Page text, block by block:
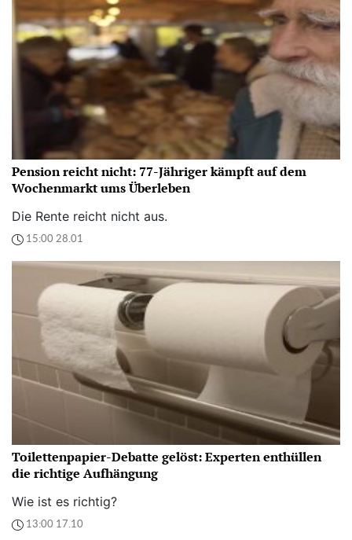
Pension reicht nicht: 77-Jähriger kämpft auf dem
Wochenmarkt ums Überleben
Die Rente reicht nicht aus.
15:00 28.01
Toilettenpapier-Debatte gelöst: Experten enthüllen
die richtige Aufhängung
Wie ist es richtig?
13:00 17.10